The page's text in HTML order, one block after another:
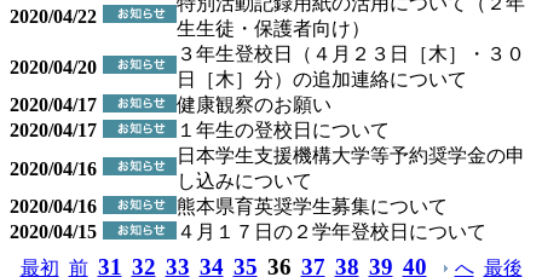
2020/04/22
生生徒・保護者向け）
2020/04/20
３年生登校日（４月２３日［木］・３０
日［木］分）の追加連絡について
2020/04/17
健康観察のお願い
2020/04/17
１年生の登校日について
2020/04/16
日本学生支援機構大学等予約奨学金の申
し込みについて
2020/04/16
熊本県育英奨学生募集について
2020/04/15
４月１７日の２学年登校日について
最初 前 31 32 33 34 35 36 37 38 39 40 へ 最後